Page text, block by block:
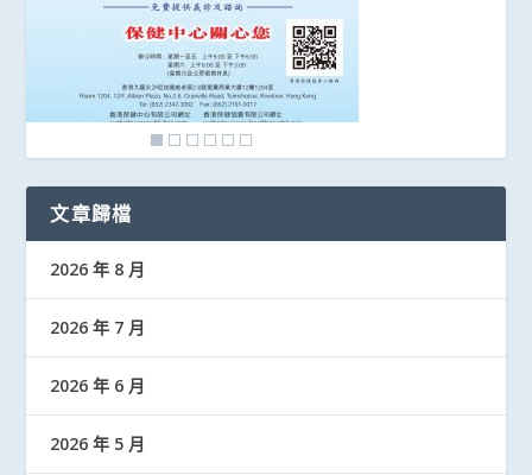
文章歸檔
2026 年 8 月
2026 年 7 月
2026 年 6 月
2026 年 5 月